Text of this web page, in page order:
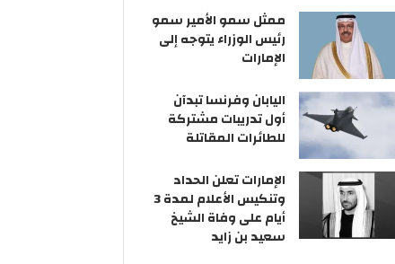
ممثل سمو الأمير سمو
رئيس الوزراء يتوجه إلى
الإمارات
اليابان وفرنسا تبدآن
أول تدريبات مشتركة
للطائرات المقاتلة
الإمارات تعلن الحداد
وتنكيس الأعلام لمدة 3
أيام على وفاة الشيخ
سعيد بن زايد